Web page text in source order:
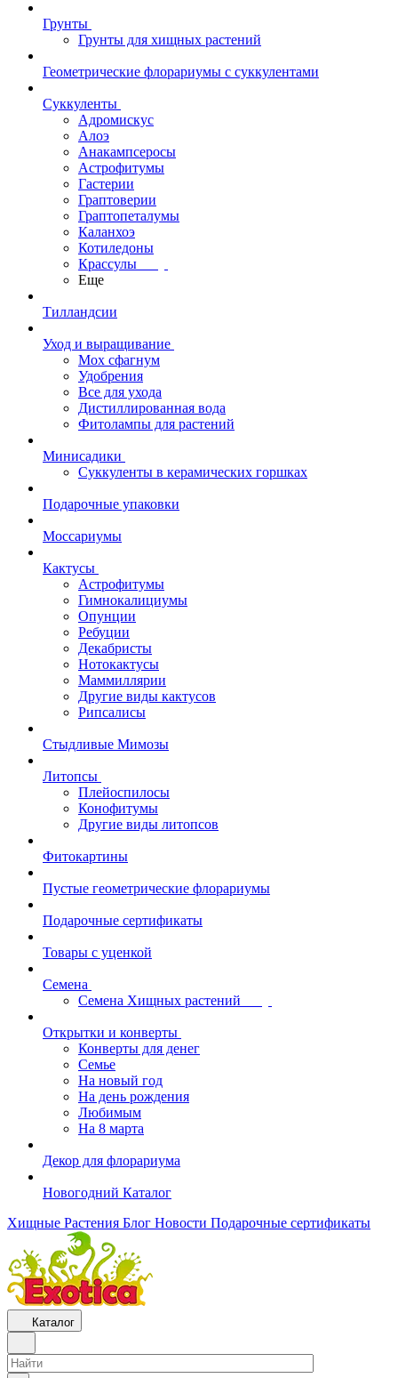
Грунты
Грунты для хищных растений
Геометрические флорариумы с суккулентами
Суккуленты
Адромискус
Алоэ
Анакампсеросы
Астрофитумы
Гастерии
Граптоверии
Граптопеталумы
Каланхоэ
Котиледоны
Крассулы
Еще
Тилландсии
Уход и выращивание
Мох сфагнум
Удобрения
Все для ухода
Дистиллированная вода
Фитолампы для растений
Минисадики
Суккуленты в керамических горшках
Подарочные упаковки
Моссариумы
Кактусы
Астрофитумы
Гимнокалициумы
Опунции
Ребуции
Декабристы
Нотокактусы
Маммиллярии
Другие виды кактусов
Рипсалисы
Стыдливые Мимозы
Литопсы
Плейоспилосы
Конофитумы
Другие виды литопсов
Фитокартины
Пустые геометрические флорариумы
Подарочные сертификаты
Товары с уценкой
Семена
Семена Хищных растений
Открытки и конверты
Конверты для денег
Семье
На новый год
На день рождения
Любимым
На 8 марта
Декор для флорариума
Новогодний Каталог
Хищные Растения Блог Новости Подарочные сертификаты
Каталог